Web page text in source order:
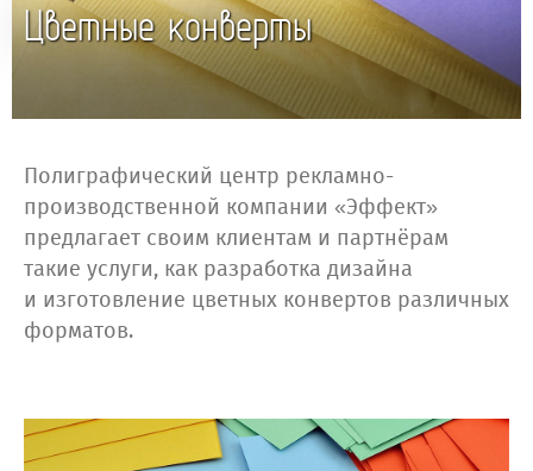
Цветные конверты
Полиграфический центр рекламно-
производственной компании «Эффект»
предлагает своим клиентам и партнёрам
такие услуги, как разработка дизайна
и изготовление цветных конвертов различных
форматов.